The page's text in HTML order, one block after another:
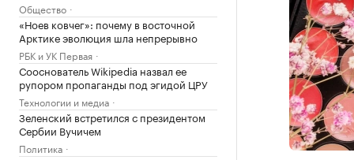
Общество
«Ноев ковчег»: почему в восточной
Арктике эволюция шла непрерывно
РБК и УК Первая
Сооснователь Wikipedia назвал ее
рупором пропаганды под эгидой ЦРУ
Технологии и медиа
Зеленский встретился с президентом
Сербии Вучичем
Политика